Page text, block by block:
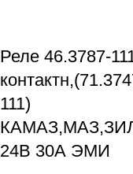
Реле 46.3787-
111)
24В 30А ЭМИ